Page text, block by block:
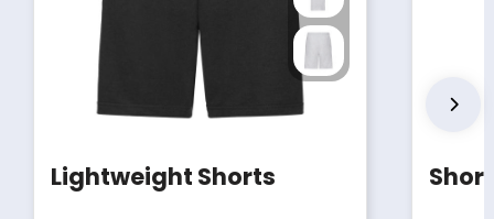
Lightweight Shorts